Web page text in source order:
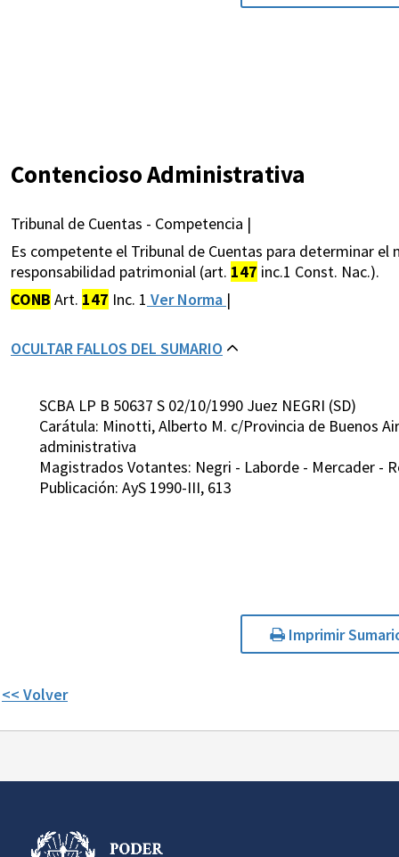
Contencioso Administrativa
Tribunal de Cuentas - Competencia |
Es competente el Tribunal de Cuentas para determinar
responsabilidad patrimonial (art. 147 inc.1 Const. Nac.).
CONB Art. 147 Inc. 1 Ver Norma |
OCULTAR FALLOS DEL SUMARIO
SCBA LP B 50637 S 02/10/1990 Juez NEGRI (SD)
Carátula: Minotti, Alberto M. c/Provincia de Buenos
administrativa
Magistrados Votantes: Negri - Laborde - Mercader -
Publicación: AyS 1990-III, 613
Imprimir
<< Volver